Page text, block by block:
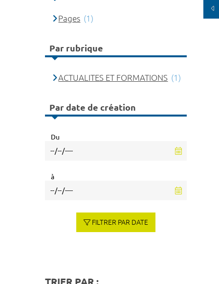
Pages (1)
Par rubrique
ACTUALITES ET FORMATIONS (1)
Par date de création
Du
à
FILTRER PAR DATE